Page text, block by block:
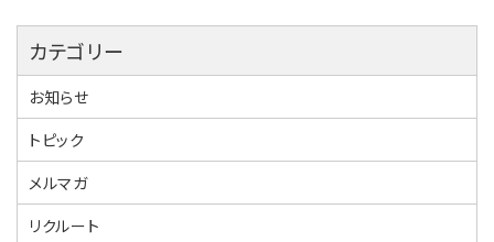
ビ
ゲ
ー
シ
ョ
ン
カテゴリー
お知らせ
トピック
メルマガ
リクルート